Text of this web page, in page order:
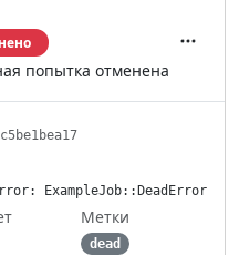
попытка отменена
ExampleJob::DeadError
Метки
dead